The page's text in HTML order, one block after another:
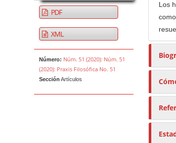
PDF
XML
Número: Núm. 51 (2020): Núm. 51
(2020): Praxis Filosófica No. 51
Sección Artículos
Los